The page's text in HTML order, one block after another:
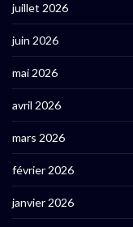
juillet 2026
juin 2026
mai 2026
avril 2026
mars 2026
février 2026
janvier 2026